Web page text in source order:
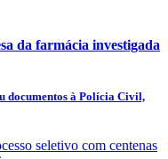
da farmácia investigada
documentos à Polícia Civil,